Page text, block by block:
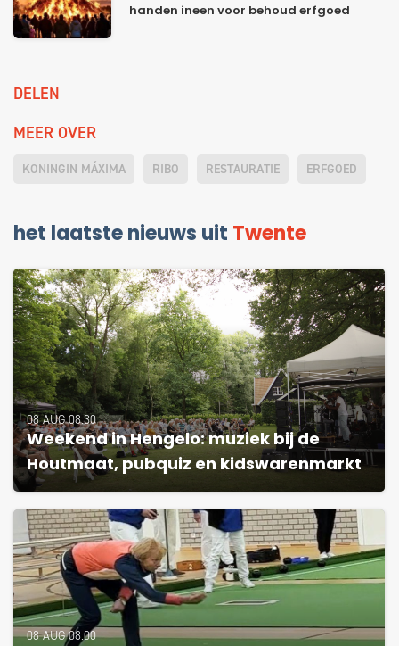
handen ineen voor behoud erfgoed
DELEN
MEER OVER
KONINGIN MÁXIMA RIBO RESTAURATIE ERFGOED
het laatste nieuws uit Twente
08 AUG 08:30
Weekend in Hengelo: muziek bij de
Houtmaat, pubquiz en kidswarenmarkt
08 AUG 08:00